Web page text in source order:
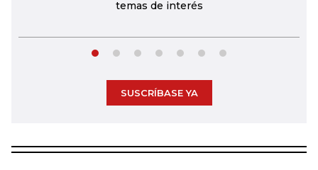
temas de interés
SUSCRÍBASE YA